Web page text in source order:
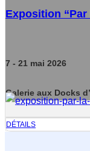
Exposition
7 - 21 mai 2026
Galerie aux Docks
DÉTAILS